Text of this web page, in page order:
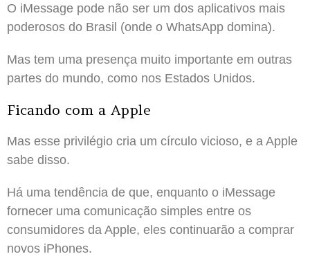
O iMessage pode não ser um dos aplicativos mais
poderosos do Brasil (onde o WhatsApp domina).
Mas tem uma presença muito importante em outras
partes do mundo, como nos Estados Unidos.
Ficando com a Apple
Mas esse privilégio cria um círculo vicioso, e a Apple
sabe disso.
Há uma tendência de que, enquanto o iMessage
fornecer uma comunicação simples entre os
consumidores da Apple, eles continuarão a comprar
novos iPhones.